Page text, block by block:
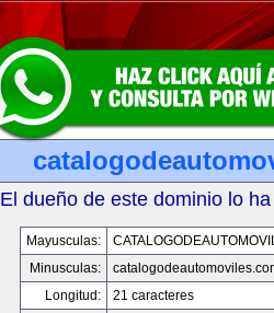
El dueño de este dominio lo
Mayusculas:
Minusculas:
Longitud:
21 caracteres